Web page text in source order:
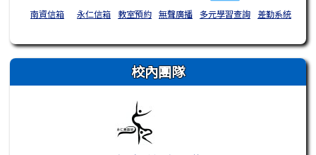
南資信箱 永仁信箱 教室預約 無聲廣播 多元學習查詢 差勤系統
校內團隊